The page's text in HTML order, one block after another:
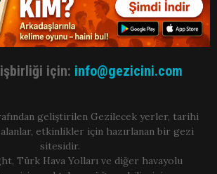
için: info@gezicini.com
geliştirilen Gezilecek yerler, tarihi
etkinlikler için hazırlanan bir gezi
sitesidir.
Türk Hava Yolları ve diğer havayolu